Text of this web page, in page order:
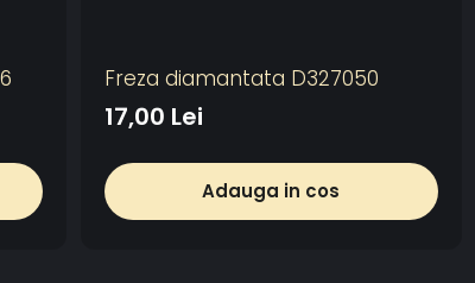
Freza diamantata D327050
17,00 Lei
Adauga in cos